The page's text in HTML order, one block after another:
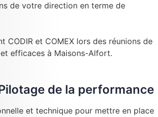
de votre direction en terme de
CODIR et COMEX lors des réunions de
efficaces à Maisons-Alfort.
de la performance
et technique pour mettre en place